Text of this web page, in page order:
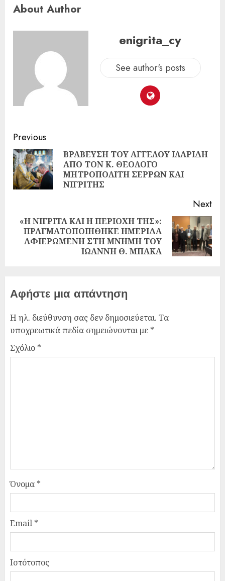
About Author
enigrita_cy
See author's posts
Previous
ΒΡΑΒΕΥΣΗ ΤΟΥ ΑΓΓΕΛΟΥ ΙΛΑΡΙΔΗ
ΑΠΟ ΤΟΝ Κ. ΘΕΟΛΟΓΟ
ΜΗΤΡΟΠΟΛΙΤΗ ΣΕΡΡΩΝ ΚΑΙ
ΝΙΓΡΙΤΗΣ
Next
«Η ΝΙΓΡΙΤΑ ΚΑΙ Η ΠΕΡΙΟΧΗ ΤΗΣ»:
ΠΡΑΓΜΑΤΟΠΟΙΗΘΗΚΕ ΗΜΕΡΙΔΑ
ΑΦΙΕΡΩΜΕΝΗ ΣΤΗ ΜΝΗΜΗ ΤΟΥ
ΙΩΑΝΝΗ Θ. ΜΠΑΚΑ
Αφήστε μια απάντηση
Η ηλ. διεύθυνση σας δεν δημοσιεύεται. Τα
υποχρεωτικά πεδία σημειώνονται με *
Σχόλιο *
Όνομα *
Email *
Ιστότοπος